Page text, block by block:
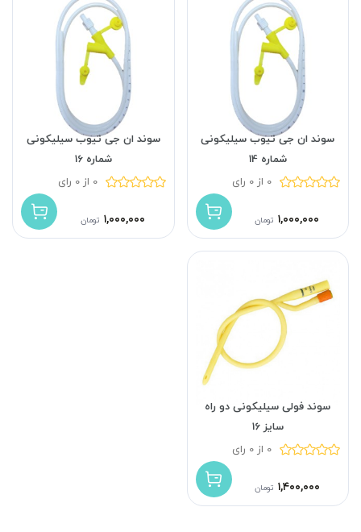
سوند ان جی تیوب سیلیکونی
شماره 14
0 از 0 رای
۱,۰۰۰,۰۰۰ تومان
سوند ان جی تیوب سیلیکونی
شماره 16
0 از 0 رای
۱,۰۰۰,۰۰۰ تومان
سوند فولی سیلیکونی دو راه
سایز 16
0 از 0 رای
۱,۴۰۰,۰۰۰ تومان